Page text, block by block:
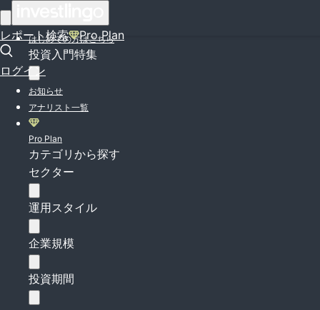
レポート検索 Pro Plan
ログイン
はじめての方はこちら
投資入門特集
お知らせ
アナリスト一覧
Pro Plan
カテゴリから探す
セクター
運用スタイル
企業規模
投資期間